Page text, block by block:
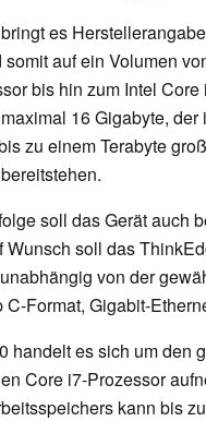
es
auf ein Volumen
bis hin zum Intel
16 Gigabyte,
zu einem Terabyte
soll das Gerät auch
soll das
von der
C-Format, Gigabit-
handelt es sich um den
Core i7-Prozessor
kann bis